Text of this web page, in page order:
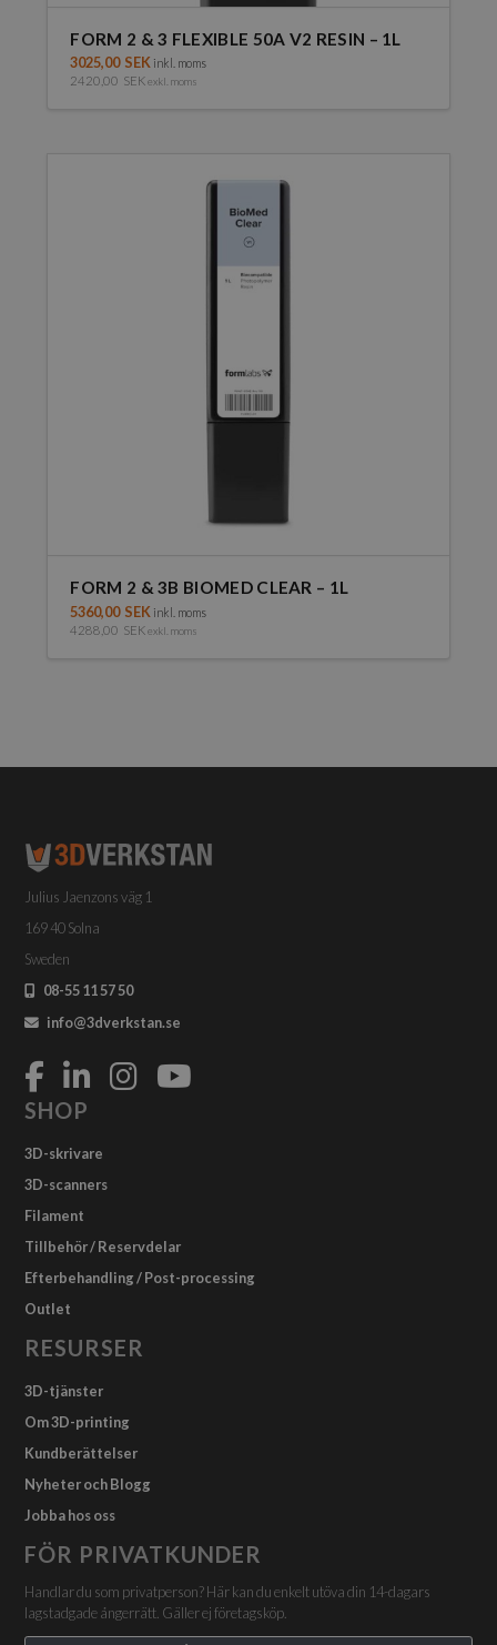
FORM 2 & 3 FLEXIBLE 50A V2 RESIN – 1L
3025,00 SEK inkl. moms
2420,00 SEK exkl. moms
FORM 2 & 3B BIOMED CLEAR – 1L
5360,00 SEK inkl. moms
4288,00 SEK exkl. moms
Julius Jaenzons väg 1
169 40 Solna
Sweden
08-55 11 57 50
info@3dverkstan.se
SHOP
3D-skrivare
3D-scanners
Filament
Tillbehör / Reservdelar
Efterbehandling / Post-processing
Outlet
RESURSER
3D-tjänster
Om 3D-printing
Kundberättelser
Nyheter och Blogg
Jobba hos oss
FÖR PRIVATKUNDER
Handlar du som privatperson? Här kan du enkelt utöva din 14-dagars
lagstadgade ångerrätt. Gäller ej företagsköp.